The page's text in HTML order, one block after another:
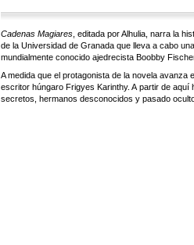
Cadenas Magiares , editada por Alhulia, narra la
de la Universidad de Granada que lleva a cabo
mundialmente conocido ajedrecista Boobby
A medida que el protagonista de la novela
escritor húngaro Frigyes Karinthy. A partir de
secretos, hermanos desconocidos y pasado